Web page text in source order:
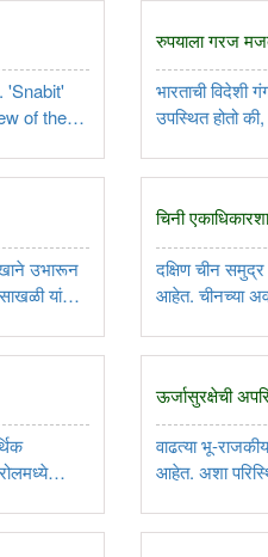
'Snabit'
of the
उभारून
यांची
रुपयाला गरज
भारताची विदेशी
उपस्थित होतो
चिनी
दक्षिण चीन
आहेत. चीनच्या
ऊर्जासुरक्षेची
वाढत्या भू-
आहेत. अशा